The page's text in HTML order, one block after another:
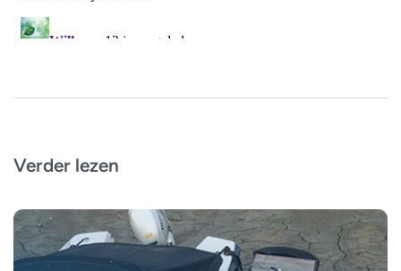
Verder lezen